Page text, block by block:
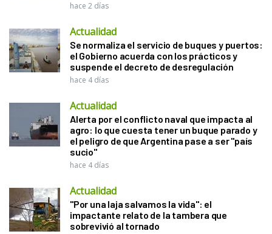
hace 2 días
Actualidad
Se normaliza el servicio de buques y puertos:
el Gobierno acuerda con los prácticos y
suspende el decreto de desregulación
hace 4 días
Actualidad
Alerta por el conflicto naval que impacta al
agro: lo que cuesta tener un buque parado y
el peligro de que Argentina pase a ser "país
sucio"
hace 4 días
Actualidad
"Por una laja salvamos la vida": el
impactante relato de la tambera que
sobrevivió al tornado